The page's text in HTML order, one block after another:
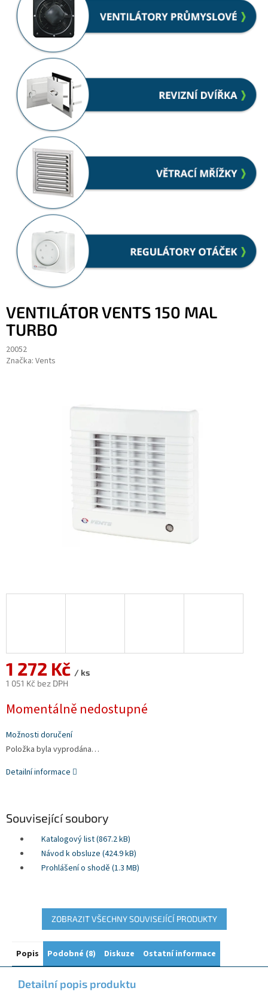
VENTILÁTOR VENTS 150 MAL
TURBO
20052
Značka: Vents
1 272 Kč / ks
1 051 Kč bez DPH
cena:
Momentálně nedostupné
Možnosti doručení
Položka byla vyprodána…
Detailní informace
Související soubory
Katalogový list (867.2 kB)
Návod k obsluze (424.9 kB)
Prohlášení o shodě (1.3 MB)
ZOBRAZIT VŠECHNY SOUVISEJÍCÍ PRODUKTY
Popis Podobné (8) Diskuze Ostatní informace
Detailní popis produktu